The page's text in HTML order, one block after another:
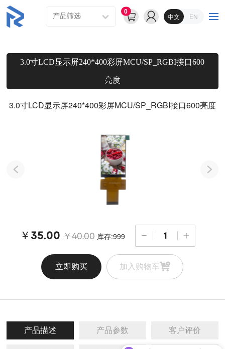
0
中文 EN
3.0寸LCD显示屏240*400彩屏MCU/SP_RGBI接口600
亮度
3.0寸LCD显示屏240*400彩屏MCU/SP_RGBI接口600亮度
￥35.00 ￥40.00 库存:999
立即购买 加入购物车
产品描述 产品参数 客户评价